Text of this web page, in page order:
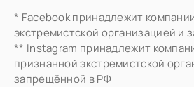
* Facebook принадлежит
экстремистской организацией и
** Instagram принадлежит
признанной экстремистской
запрещённой в РФ